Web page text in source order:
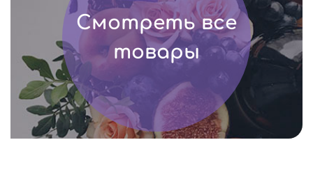
Смотреть все
товары